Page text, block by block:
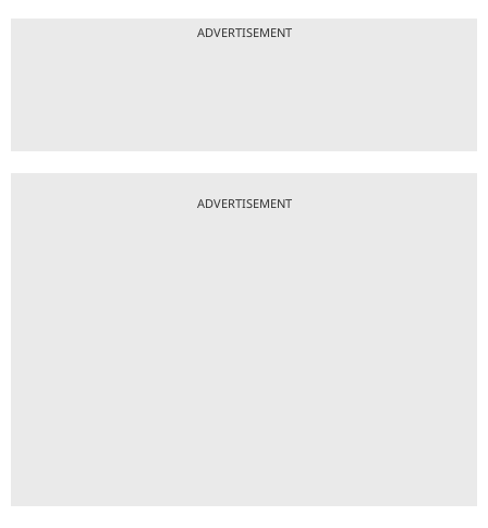
ADVERTISEMENT
ADVERTISEMENT